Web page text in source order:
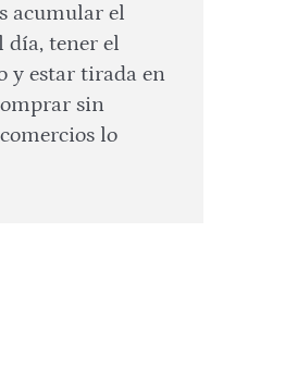
acumular el
día, tener el
y estar tirada en
sin
lo